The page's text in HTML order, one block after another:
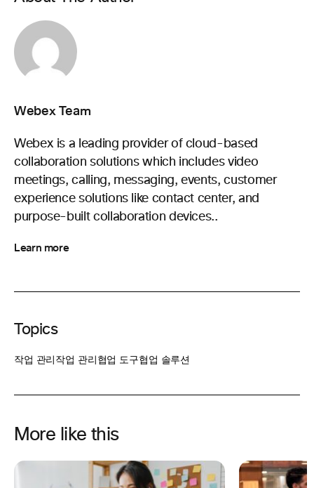
Webex Team
Webex is a leading provider of cloud-based
collaboration solutions which includes video
meetings, calling, messaging, events, customer
experience solutions like contact center, and
purpose-built collaboration devices..
Learn more
Topics
작업 관리 작업 관리 협업 도구협업 솔루션
More like this